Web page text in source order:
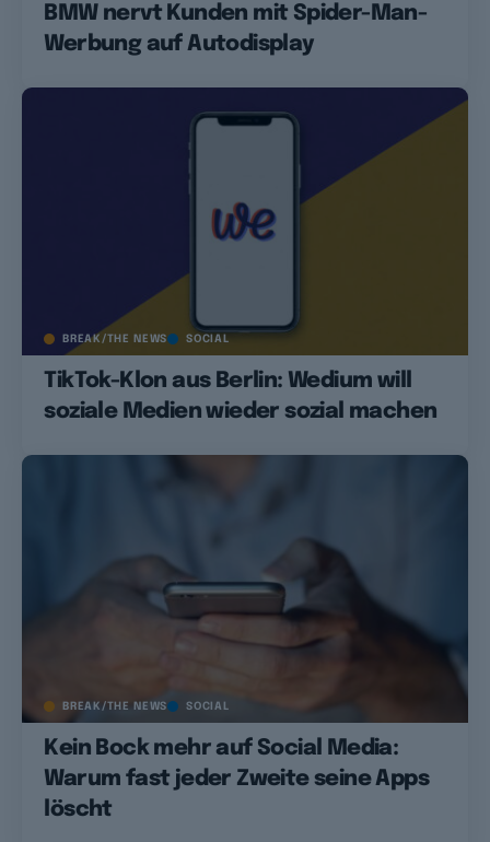
BMW nervt Kunden mit Spider-Man-
Werbung auf Autodisplay
BREAK/THE NEWS SOCIAL
TikTok-Klon aus Berlin: Wedium will
soziale Medien wieder sozial machen
BREAK/THE NEWS SOCIAL
Kein Bock mehr auf Social Media:
Warum fast jeder Zweite seine Apps
löscht